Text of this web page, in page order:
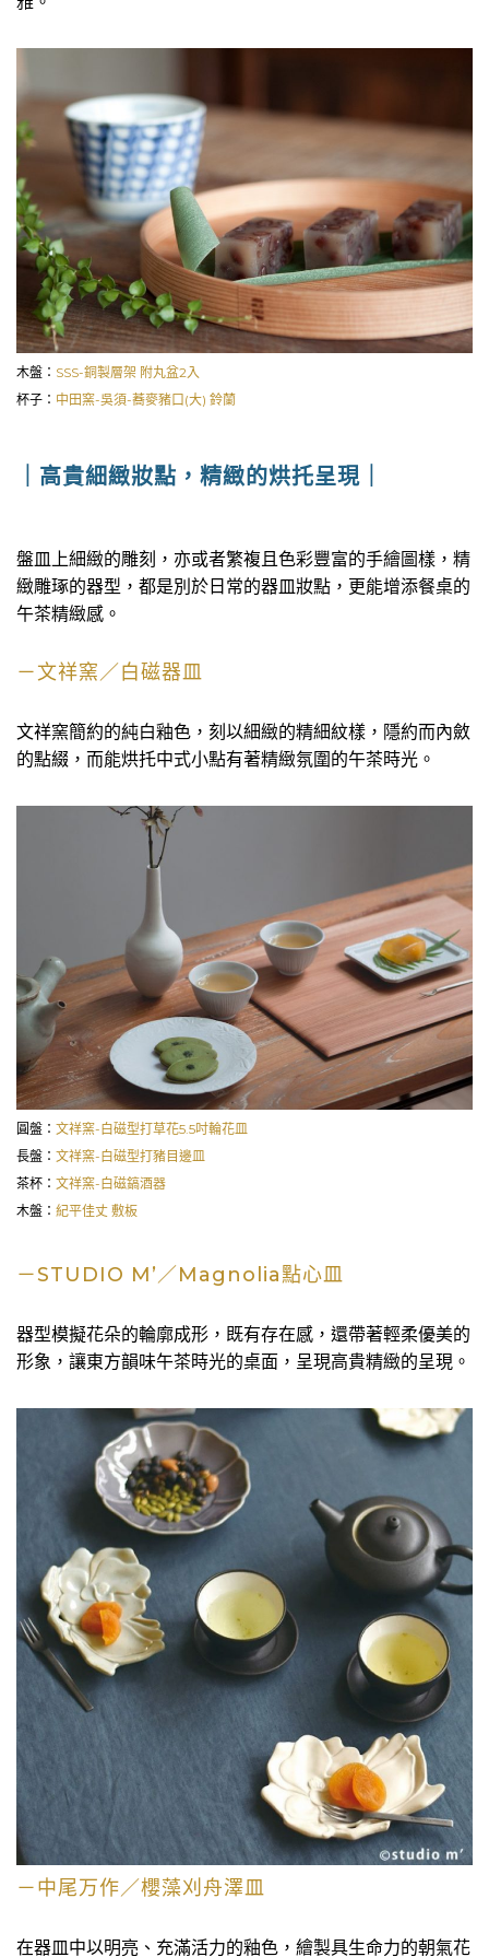
木盤： SSS-銅製層架 附丸盆2入
杯子： 中田窯-吳須-蕎麥豬口(大) 鈴蘭
｜高貴細緻妝點，精緻的烘托呈現｜
盤皿上細緻的雕刻，亦或者繁複且色彩豐富的手繪圖樣，精
緻雕琢的器型，都是別於日常的器皿妝點，更能增添餐桌的
午茶精緻感。
－文祥窯／白磁器皿
文祥窯簡約的純白釉色，刻以細緻的精細紋樣，隱約而內斂
的點綴，而能烘托中式小點有著精緻氛圍的午茶時光。
圓盤： 文祥窯-白磁型打草花5.5吋輪花皿
長盤： 文祥窯-白磁型打豬目邊皿
茶杯： 文祥窯-白磁鎬酒器
木盤： 紀平佳丈 敷板
－STUDIO M’／Magnolia點心皿
器型模擬花朵的輪廓成形，既有存在感，還帶著輕柔優美的
形象，讓東方韻味午茶時光的桌面，呈現高貴精緻的呈現。
－中尾万作／櫻藻刈舟澤皿
在器皿中以明亮、充滿活力的釉色，繪製具生命力的朝氣花